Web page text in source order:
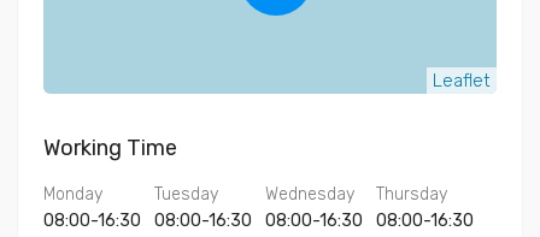
Leaflet
Working Time
Monday
08:00-16:30
Tuesday
08:00-16:30
Wednesday
08:00-16:30
Thursday
08:00-16:30